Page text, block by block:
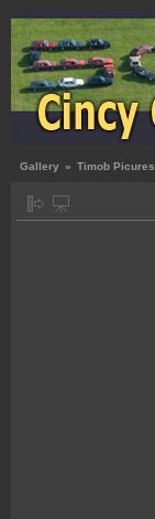
Gallery » Timob Picures